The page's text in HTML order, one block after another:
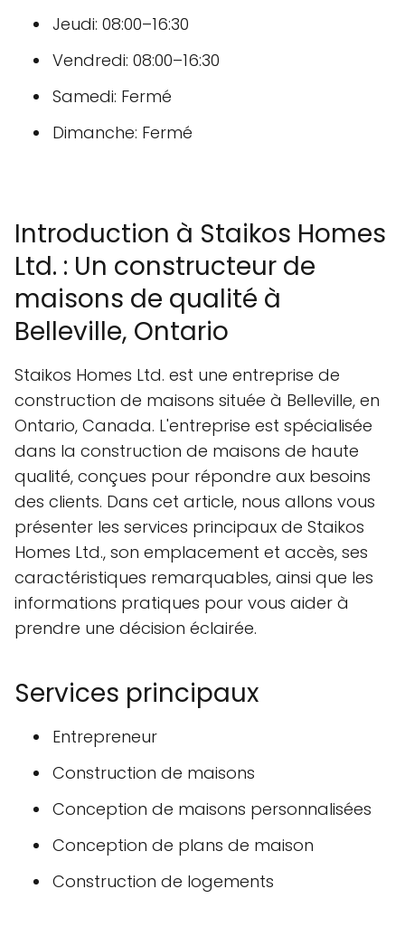
Jeudi: 08:00–16:30
Vendredi: 08:00–16:30
Samedi: Fermé
Dimanche: Fermé
Introduction à Staikos Homes
Ltd. : Un constructeur de
maisons de qualité à
Belleville, Ontario
Staikos Homes Ltd. est une entreprise de
construction de maisons située à Belleville, en
Ontario, Canada. L'entreprise est spécialisée
dans la construction de maisons de haute
qualité, conçues pour répondre aux besoins
des clients. Dans cet article, nous allons vous
présenter les services principaux de Staikos
Homes Ltd., son emplacement et accès, ses
caractéristiques remarquables, ainsi que les
informations pratiques pour vous aider à
prendre une décision éclairée.
Services principaux
Entrepreneur
Construction de maisons
Conception de maisons personnalisées
Conception de plans de maison
Construction de logements